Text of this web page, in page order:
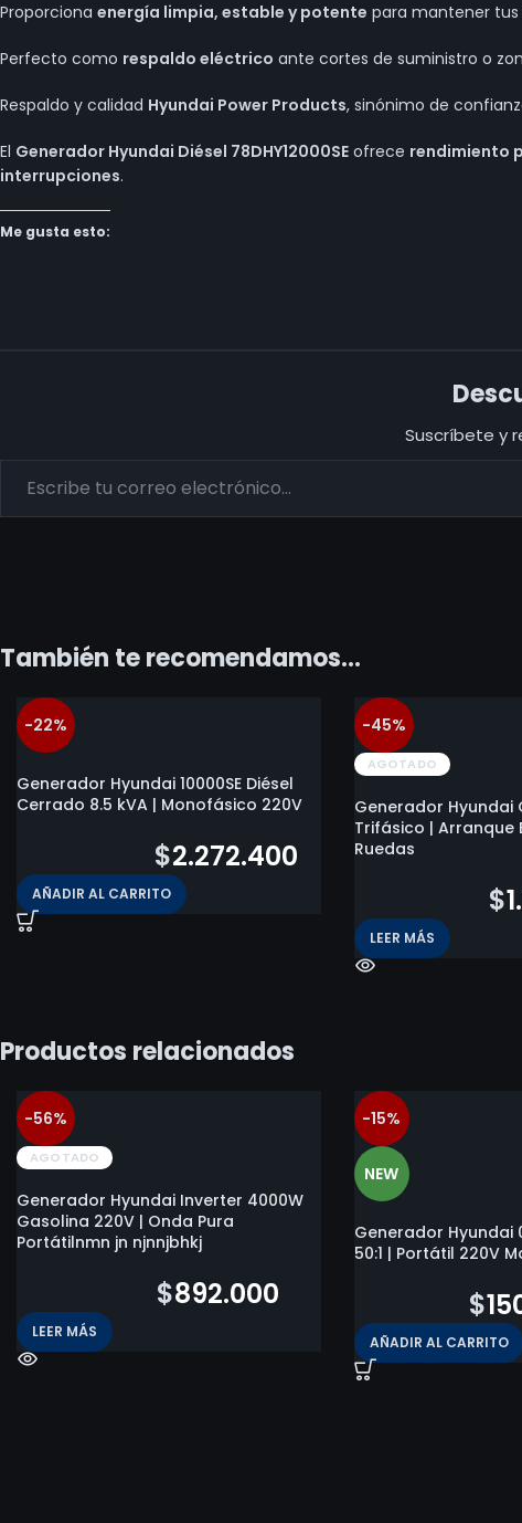
Proporciona energía limpia, estable y potente para mantener
Perfecto como respaldo eléctrico ante cortes de suministro o
Respaldo y calidad Hyundai Power Products, sinónimo de
El Generador Hyundai Diésel 78DHY12000SE ofrece rendimiento
interrupciones.
Me gusta esto:
Suscríbete y
También te recomendamos…
-22%
Generador Hyundai 10000SE Diésel
Cerrado 8.5 kVA | Monofásico 220V
$2.272.400
AÑADIR AL CARRITO
-45%
AGOTADO
Generador Hyundai
Trifásico | Arranque
Ruedas
$
LEER MÁS
Productos relacionados
-56%
AGOTADO
Generador Hyundai Inverter 4000W
Gasolina 220V | Onda Pura
Portátilnmn jn njnnjbhkj
$892.000
LEER MÁS
-15%
NEW
Generador Hyundai
50:1 | Portátil 220V
$
AÑADIR AL CARRITO